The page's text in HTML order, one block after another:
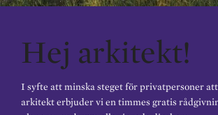
Hej arkitekt!
I syfte att minska steget för privatpersoner
arkitekt erbjuder vi en timmes gratis